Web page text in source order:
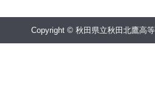
Copyright © 秋田県立秋田北鷹高